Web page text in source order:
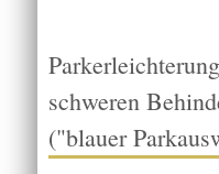
schweren
("blauer